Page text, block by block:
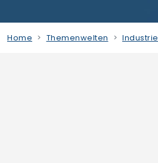
Home Themenwelten Industrie